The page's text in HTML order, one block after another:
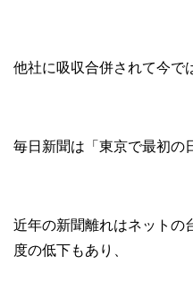
他社に吸収合併されて今で
毎日新聞は「東京で最初の
近年の新聞離れはネットの
度の低下もあり、